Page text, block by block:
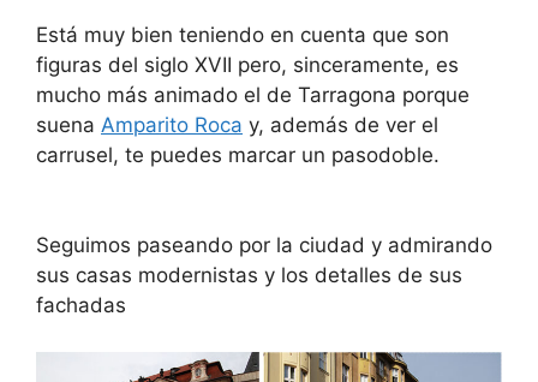
Está muy bien teniendo en cuenta que son
figuras del siglo XVII pero, sinceramente, es
mucho más animado el de Tarragona porque
suena Amparito Roca y, además de ver el
carrusel, te puedes marcar un pasodoble.
Seguimos paseando por la ciudad y admirando
sus casas modernistas y los detalles de sus
fachadas